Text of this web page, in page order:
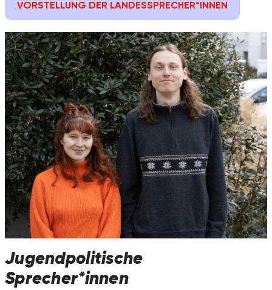
VORSTELLUNG DER LANDESSPRECHER*INNEN
Jugendpolitische
Sprecher*innen